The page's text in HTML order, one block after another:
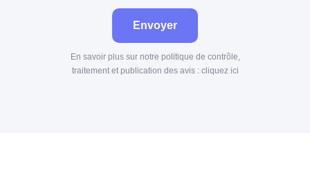
Envoyer
En savoir plus sur notre politique de contrôle,
traitement et publication des avis : cliquez ici